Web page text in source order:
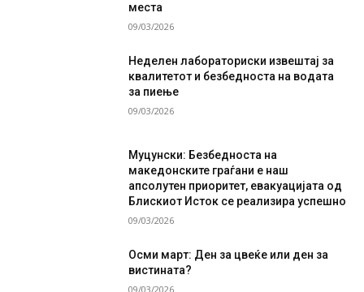
места
09/03/2026
Неделен лабораториски извештај за
квалитетот и безбедноста на водата
за пиење
09/03/2026
Муцунски: Безбедноста на
македонските граѓани е наш
апсолутен приоритет, евакуацијата од
Блискиот Исток се реализира успешно
09/03/2026
Осми март: Ден за цвеќе или ден за
вистината?
09/03/2026